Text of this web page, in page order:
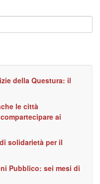
della Questura: il
le città
ai
solidarietà per il
Pubblico: sei mesi di